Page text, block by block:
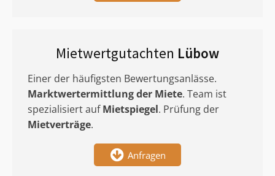
Mietwertgutachten Lübow
Einer der häufigsten Bewertungsanlässe.
Marktwertermittlungder Miete. Team ist
spezialisiert aufMietspiegel. Prüfung der
Mietverträge.
Anfragen